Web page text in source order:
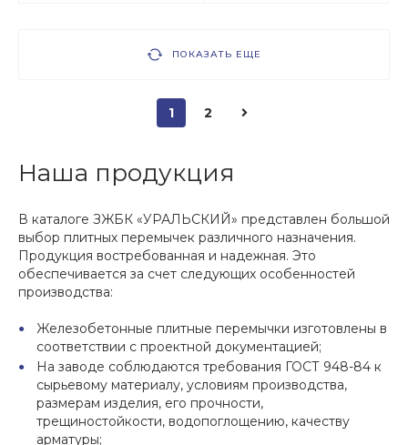
ПОКАЗАТЬ ЕЩЕ
1 2
Наша продукция
В каталоге ЗЖБК «УРАЛЬСКИЙ» представлен большой
выбор плитных перемычек различного назначения.
Продукция востребованная и надежная. Это
обеспечивается за счет следующих особенностей
производства:
Железобетонные плитные перемычки изготовлены в
соответствии с проектной документацией;
На заводе соблюдаются требования ГОСТ 948-84 к
сырьевому материалу, условиям производства,
размерам изделия, его прочности,
трещиностойкости, водопоглощению, качеству
арматуры;